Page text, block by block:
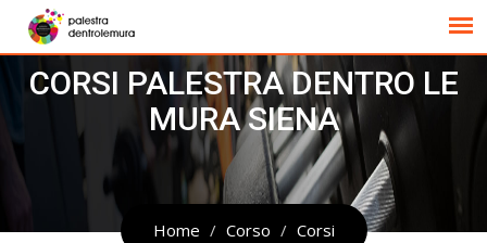
CORSI PALESTRA DENTRO LE
MURA SIENA
Home Corso Corsi